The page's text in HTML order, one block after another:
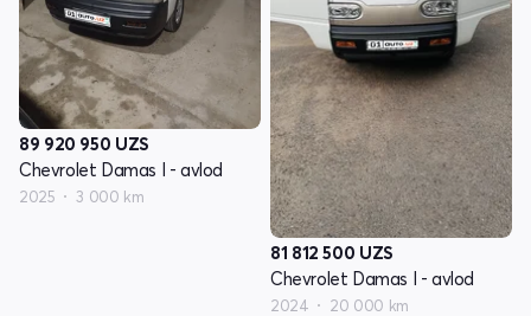
89 920 950 UZS
Chevrolet Damas I - avlod
2025 3 000 km
81 812 500 UZS
Chevrolet Damas I - avlod
2024 20 000 km